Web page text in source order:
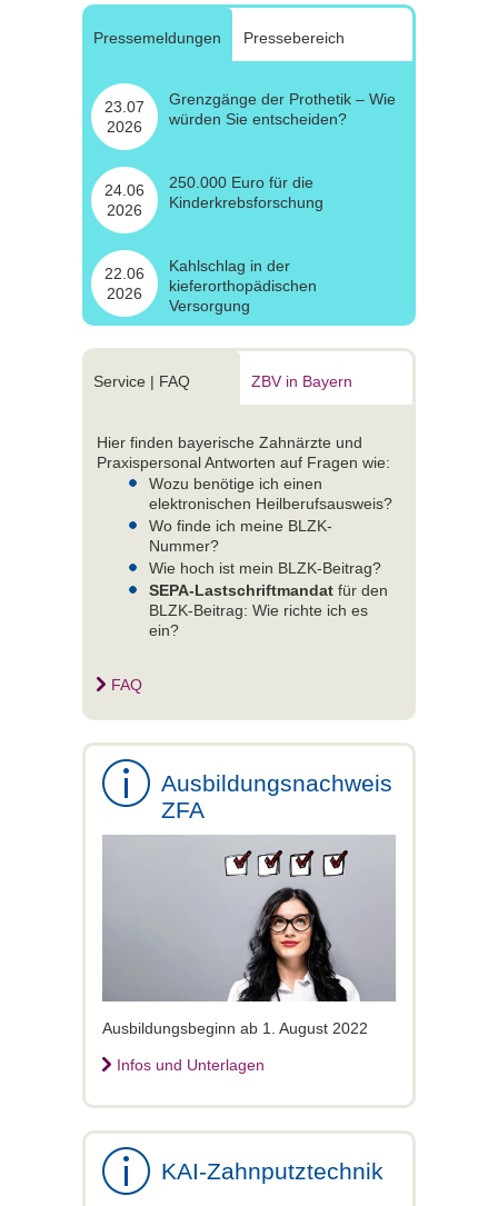
Pressemeldungen Pressebereich
23.07
2026
Grenzgänge der Prothetik – Wie
würden Sie entscheiden?
24.06
2026
250.000 Euro für die
Kinderkrebsforschung
22.06
2026
Kahlschlag in der
kieferorthopädischen
Versorgung
Service | FAQ ZBV in Bayern
Hier finden bayerische Zahnärzte und
Praxispersonal Antworten auf Fragen wie:
Wozu benötige ich einen
elektronischen Heilberufsausweis?
Wo finde ich meine BLZK-
Nummer?
Wie hoch ist mein BLZK-Beitrag?
SEPA-Lastschriftmandatfür den
BLZK-Beitrag: Wie richte ich es
ein?
FAQ
Ausbildungsnachweis
ZFA
Ausbildungsbeginn ab 1. August 2022
Infos und Unterlagen
KAI-Zahnputztechnik